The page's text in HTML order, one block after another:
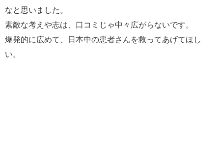
なと思いました。
素敵な考えや志は、口コミじゃ中々広がらないです。
爆発的に広めて、日本中の患者さんを救ってあげてほし
い。